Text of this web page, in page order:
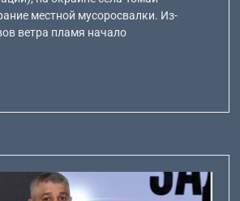
местной мусоросвалки. Из-
ветра пламя начало